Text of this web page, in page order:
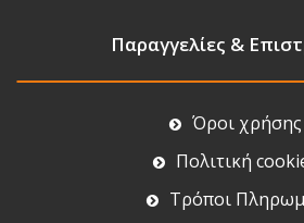
Παραγγελίες &
Όροι χρήσης
Πολιτική
Τρόποι